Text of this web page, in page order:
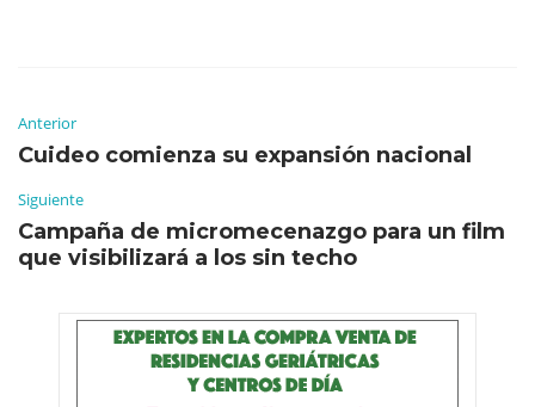
Anterior
Cuideo comienza su expansión nacional
Siguiente
Campaña de micromecenazgo para un film
que visibilizará a los sin techo